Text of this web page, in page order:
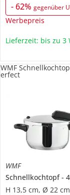
-62% gegenüber
Werbepreis
Lieferzeit: bis zu 3
WMF
Schnellkochtopf
H 13,5 cm, Ø 22 cm
WMF
erfect